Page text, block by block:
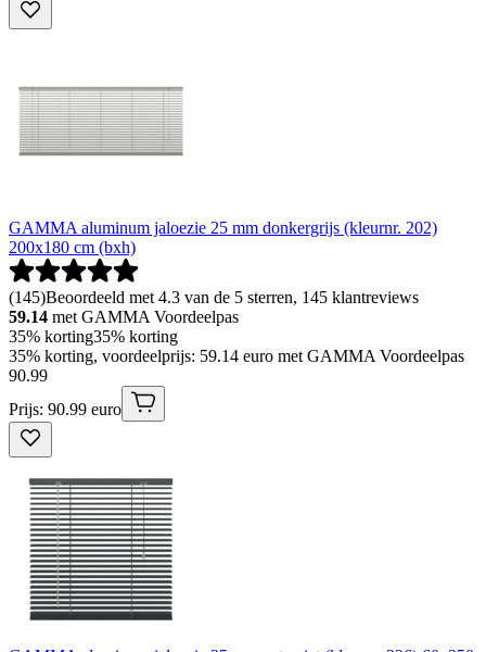
GAMMA aluminum jaloezie 25 mm donkergrijs (kleurnr. 202)
200x180 cm (bxh)
(145)Beoordeeld met 4.3 van de 5 sterren, 145 klantreviews
59.14 met GAMMA Voordeelpas
35% korting35% korting
35% korting, voordeelprijs: 59.14 euro met GAMMA Voordeelpas
90.99
Prijs: 90.99 euro